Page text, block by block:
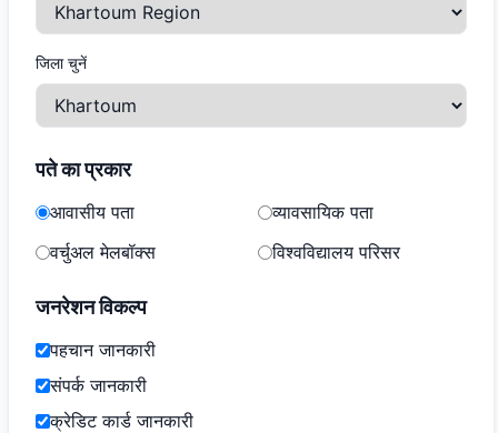
जिला चुनें
पते का प्रकार
आवासीय पता
व्यावसायिक पता
वर्चुअल मेलबॉक्स
विश्वविद्यालय परिसर
जनरेशन विकल्प
पहचान जानकारी
संपर्क जानकारी
क्रेडिट कार्ड जानकारी